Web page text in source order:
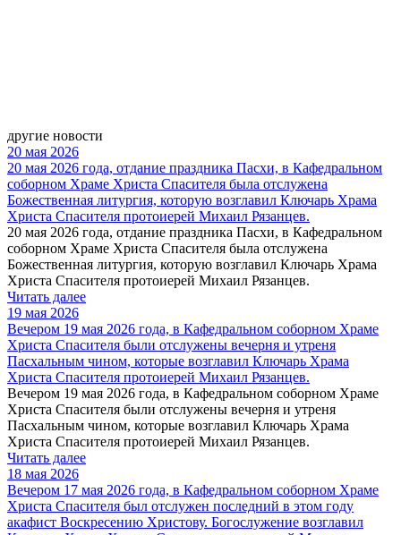
другие новости
20 мая 2026
20 мая 2026 года, отдание праздника Пасхи, в Кафедральном
соборном Храме Христа Спасителя была отслужена
Божественная литургия, которую возглавил Ключарь Храма
Христа Спасителя протоиерей Михаил Рязанцев.
20 мая 2026 года, отдание праздника Пасхи, в Кафедральном
соборном Храме Христа Спасителя была отслужена
Божественная литургия, которую возглавил Ключарь Храма
Христа Спасителя протоиерей Михаил Рязанцев.
Читать далее
19 мая 2026
Вечером 19 мая 2026 года, в Кафедральном соборном Храме
Христа Спасителя были отслужены вечерня и утреня
Пасхальным чином, которые возглавил Ключарь Храма
Христа Спасителя протоиерей Михаил Рязанцев.
Вечером 19 мая 2026 года, в Кафедральном соборном Храме
Христа Спасителя были отслужены вечерня и утреня
Пасхальным чином, которые возглавил Ключарь Храма
Христа Спасителя протоиерей Михаил Рязанцев.
Читать далее
18 мая 2026
Вечером 17 мая 2026 года, в Кафедральном соборном Храме
Христа Спасителя был отслужен последний в этом году
акафист Воскресению Христову. Богослужение возглавил